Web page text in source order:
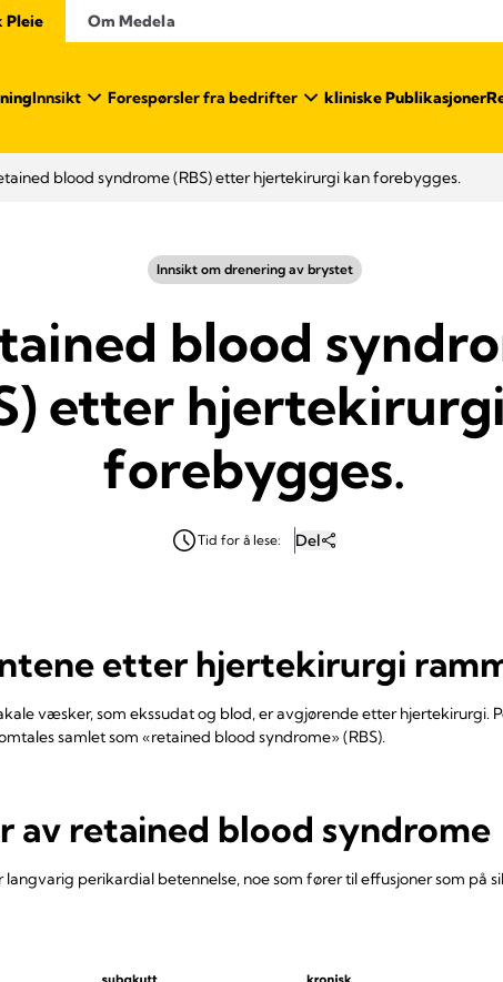
Pleie Om Medela
Innsikt Forespørsler fra bedrifter kliniske Publikasjoner
blood syndrome (RBS) etter hjertekirurgi kan forebygges.
Innsikt om drenering av brystet
blood
etter
forebygges.
Tid for å lese: Del
etter hjertekirurgi
væsker, som ekssudat og blod, er avgjørende etter hjertekirurgi.
samlet som «retained blood syndrome» (RBS).
av retained blood syndrome
perikardial betennelse, noe som fører til effusjoner som på